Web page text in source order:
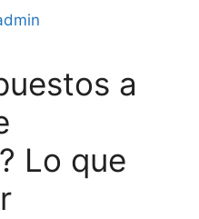
a
Lo que